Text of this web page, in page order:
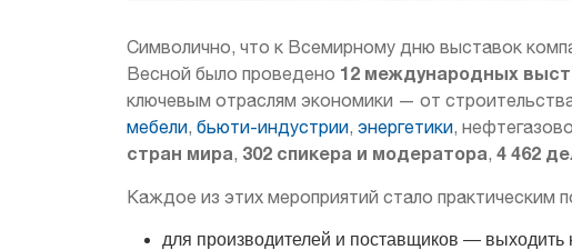
Символично, что к Всемирному дню выставок
Весной было проведено 12 международных
ключевым отраслям экономики — от
мебели, бьюти-индустрии, энергетики,
стран мира, 302 спикера и модератора, 4 462
Каждое из этих мероприятий стало
для производителей и поставщиков —